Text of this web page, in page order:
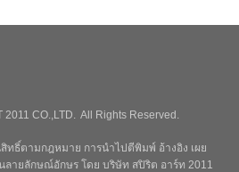
2011 CO.,LTD. All Rights Reserved.
ทธิ์ตามกฎหมาย การนำไปตีพิมพ์ อ้างอิง เผย
ลายลักษณ์อักษร โดย บริษัท สปิริต อาร์ท 2011